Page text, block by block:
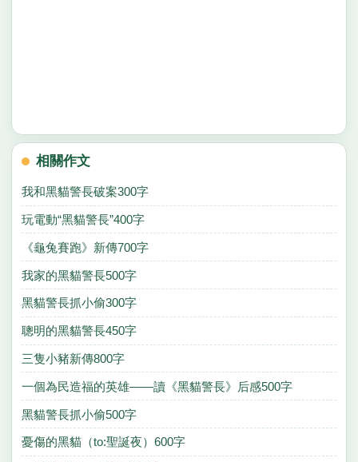
相關作文
我和黑貓警長破案300字
玩電動“黑貓警長”400字
《龜兔賽跑》新傳700字
我家的黑貓警長500字
黑貓警長抓小偷300字
聰明的黑貓警長450字
三隻小豬新傳800字
一個為民造福的英雄——讀《黑貓警長》后感500字
黑貓警長抓小偷500字
憂傷的黑貓（to:聖誕夜）600字